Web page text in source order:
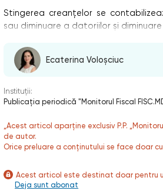
Stingerea creanţelor se
sau diminuare a datoriilor şi
Ecaterina Voloșciuc
Instituții:
Publicaţia periodică "Monitorul Fiscal
„Acest articol aparține exclusiv P.P.
de autor.
Orice preluare a conținutului se face doar cu
Acest articol este destinat doar pentru
Deja sunt abonat